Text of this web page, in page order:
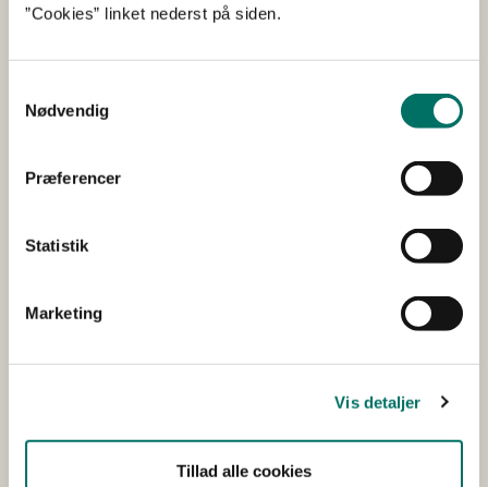
”Cookies” linket nederst på siden.
Nødvendig
Præferencer
Statistik
Marketing
Vis detaljer
Tillad alle cookies
eventuel klage skal være modtaget senest fire uger efter
november 2025.
Få nyheder fra Styrelsen for Grøn Arealomlægning
Kontakt
Har du spørgsmål, er du velkommen til at kontakte
mail@sgav.dk
Er du journalist? Kontakt vores presseteam på tlf.